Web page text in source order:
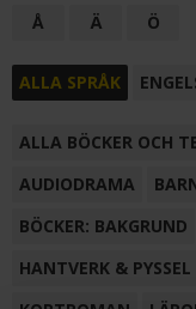
Å
Ä Ö
ALLA SPRÅK
ALLA BÖCKER OCH
AUDIODRAMA
BÖCKER: BAKGRUND
HANTVERK & PYSSEL